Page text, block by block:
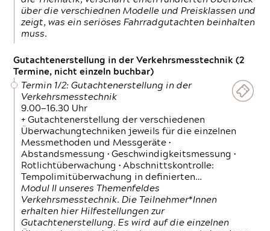
über die verschiednen Modelle und Preisklassen und
zeigt, was ein seriöses Fahrradgutachten beinhalten
muss.
Gutachtenerstellung in der Verkehrsmesstechnik (2
Termine, nicht einzeln buchbar)
Termin 1/2: Gutachtenerstellung in der
Verkehrsmesstechnik
9.00—16.30 Uhr
+ Gutachtenerstellung der verschiedenen
Überwachungtechniken jeweils für die einzelnen
Messmethoden und Messgeräte •
Abstandsmessung • Geschwindigkeitsmessung •
Rotlichtüberwachung • Abschnittskontrolle:
Tempolimitüberwachung in definierten…
Modul II unseres Themenfeldes
Verkehrsmesstechnik. Die Teilnehmer*Innen
erhalten hier Hilfestellungen zur
Gutachtenerstellung. Es wird auf die einzelnen